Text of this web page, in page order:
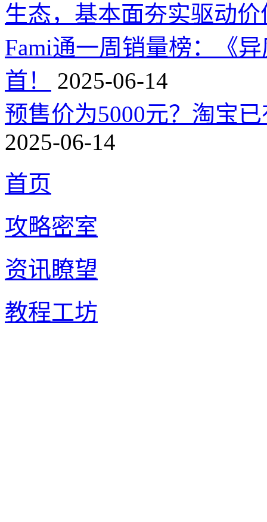
生态，基本面夯实驱动价
Fami通一周销量榜：《
首！
2025-06-14
预售价为5000元？淘宝
2025-06-14
首页
攻略密室
资讯瞭望
教程工坊